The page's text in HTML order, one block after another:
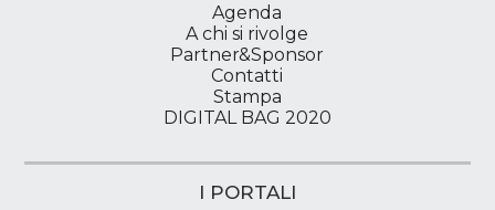
Agenda
A chi si rivolge
Partner&Sponsor
Contatti
Stampa
DIGITAL BAG 2020
I PORTALI